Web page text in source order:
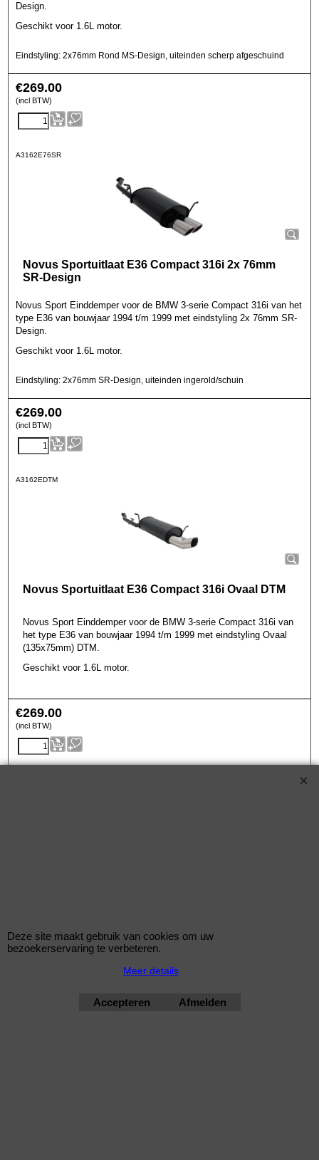
Design.
Geschikt voor 1.6L motor.
Eindstyling: 2x76mm Rond MS-Design, uiteinden scherp afgeschuind
€269.00
(incl BTW)
A3162E76SR
Novus Sportuitlaat E36 Compact 316i 2x 76mm
SR-Design
Novus Sport Einddemper voor de BMW 3-serie Compact 316i van het
type E36 van bouwjaar 1994 t/m 1999 met eindstyling 2x 76mm SR-
Design.
Geschikt voor 1.6L motor.
Eindstyling: 2x76mm SR-Design, uiteinden ingerold/schuin
€269.00
(incl BTW)
A3162EDTM
Novus Sportuitlaat E36 Compact 316i Ovaal DTM
Novus Sport Einddemper voor de BMW 3-serie Compact 316i van
het type E36 van bouwjaar 1994 t/m 1999 met eindstyling Ovaal
(135x75mm) DTM.
Geschikt voor 1.6L motor.
€269.00
(incl BTW)
het type E36 van bouwjaar 1994 t/m 1999 met eindstyling Ovaal
135x75mm.
Eindstyling: Ovaal 135x75mm
Deze site maakt gebruik van cookies om uw
bezoekerservaring te verbeteren.
Meer details
Accepteren Afmelden